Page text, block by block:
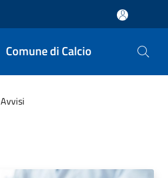
Comune di Calcio
Avvisi